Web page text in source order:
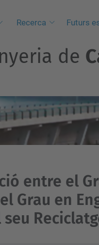
Recerca Futurs
de
entre el
Grau en